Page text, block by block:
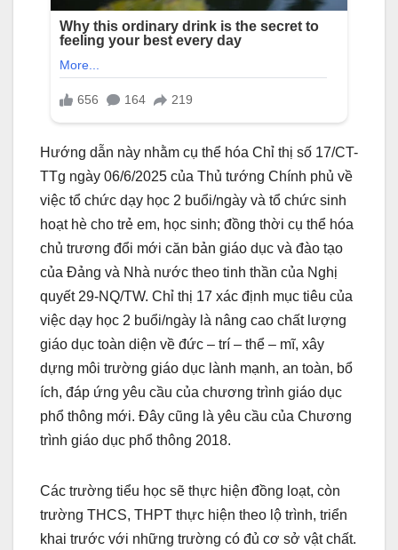
Hướng dẫn này nhằm cụ thể hóa Chỉ thị số 17/CT-
TTg ngày 06/6/2025 của Thủ tướng Chính phủ về
việc tổ chức dạy học 2 buổi/ngày và tổ chức sinh
hoạt hè cho trẻ em, học sinh; đồng thời cụ thể hóa
chủ trương đổi mới căn bản giáo dục và đào tạo
của Đảng và Nhà nước theo tinh thần của Nghị
quyết 29-NQ/TW. Chỉ thị 17 xác định mục tiêu của
việc dạy học 2 buổi/ngày là nâng cao chất lượng
giáo dục toàn diện về đức – trí – thể – mĩ, xây
dựng môi trường giáo dục lành mạnh, an toàn, bổ
ích, đáp ứng yêu cầu của chương trình giáo dục
phổ thông mới. Đây cũng là yêu cầu của Chương
trình giáo dục phổ thông 2018.
Các trường tiểu học sẽ thực hiện đồng loạt, còn
trường THCS, THPT thực hiện theo lộ trình, triển
khai trước với những trường có đủ cơ sở vật chất.